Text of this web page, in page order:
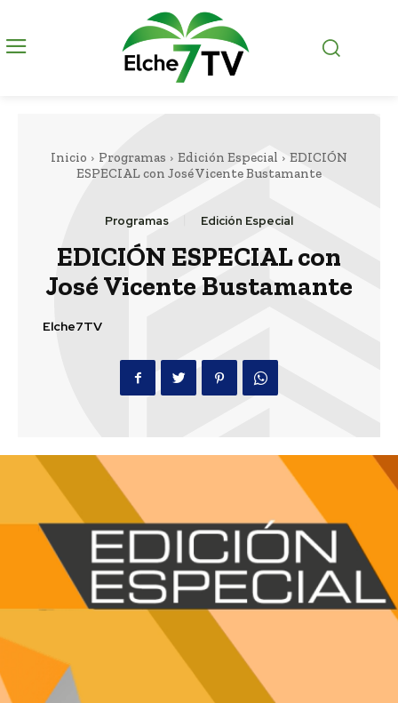
Inicio Programas Edición Especial
EDICIÓN
ESPECIAL con José Vicente Bustamante
Programas Edición Especial
EDICIÓN ESPECIAL con
José Vicente Bustamante
Elche7TV